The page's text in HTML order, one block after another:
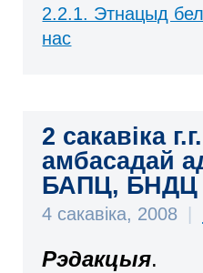
2.2.1. Этнацыд
нас
2 сакавіка
амбасадай
БАПЦ, БНДЦ
4 сакавіка, 2008 |
Рэдакцыя.